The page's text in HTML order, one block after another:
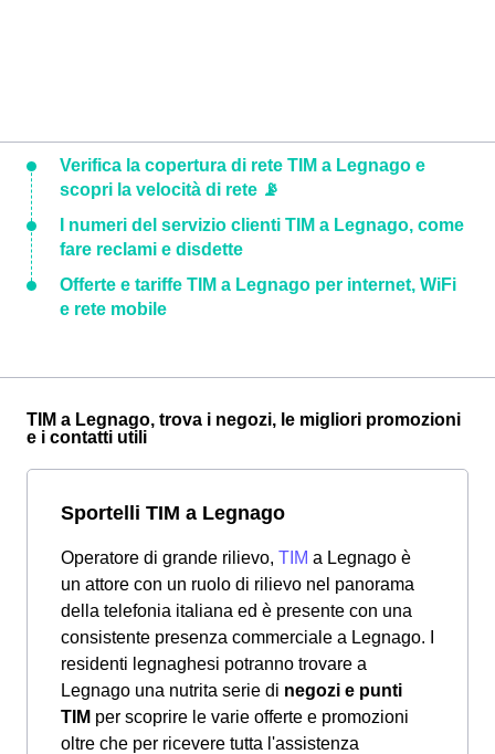
Verifica la copertura di rete TIM a Legnago e
scopri la velocità di rete 📡
I numeri del servizio clienti TIM a Legnago, come
fare reclami e disdette
Offerte e tariffe TIM a Legnago per internet, WiFi
e rete mobile
TIM a Legnago, trova i negozi, le migliori promozioni
e i contatti utili
Sportelli TIM a Legnago
Operatore di grande rilievo, TIM a Legnago è
un attore con un ruolo di rilievo nel panorama
della telefonia italiana ed è presente con una
consistente presenza commerciale a Legnago. I
residenti legnaghesi potranno trovare a
Legnago una nutrita serie di negozi e punti
TIM per scoprire le varie offerte e promozioni
oltre che per ricevere tutta l'assistenza